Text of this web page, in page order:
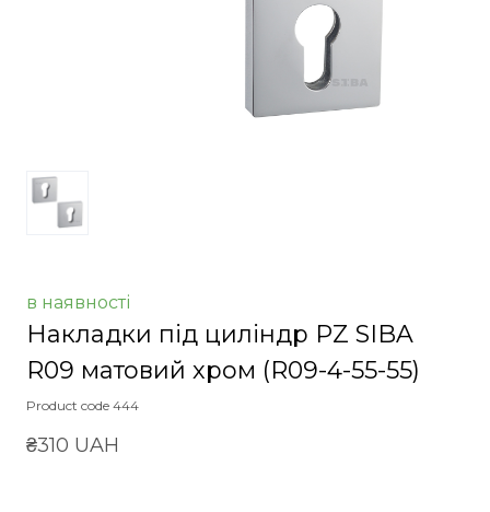
в наявності
Накладки під циліндр PZ SIBA
R09 матовий хром (R09-4-55-55)
Product code 444
₴310 UAH